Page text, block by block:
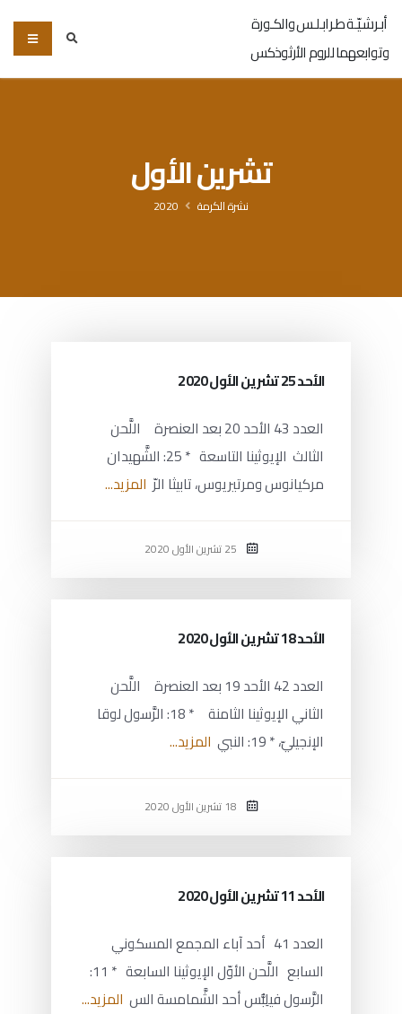
أبـرشـيّـة طـرابـلـس والكـورة
وتوابعهما للروم الأرثوذكس
تشرين الأول
نشرة الكرمة 2020
الأحد 25 تشرين الأول 2020
العدد 43 الأحد 20 بعد العنصرة اللَّحن
الثالث الإيوثينا التاسعة * 25: الشَّهيدان
مركيانوس ومرتيريوس، تابيثا الرّ المزيد...
الأحد 18 تشرين الأول 2020
العدد 42 الأحد 19 بعد العنصرة اللَّحن
الثاني الإيوثينا الثامنة * 18: الرَّسول لوقا
الإنجيليّ، * 19: النبي
المزيد...
الأحد 11 تشرين الأول 2020
العدد 41 أحد آباء المجمع المسكوني
السابع اللَّحن الأوّل الإيوثينا السابعة * 11:
الرَّسول فيلِبُّس أحد الشَّمامسة الس المزيد...